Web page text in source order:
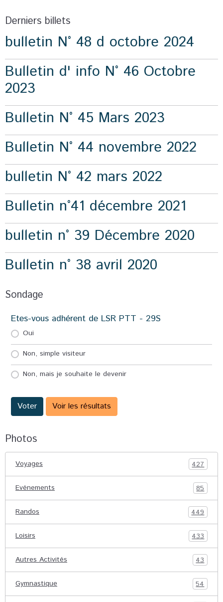
Derniers billets
bulletin N° 48 d octobre 2024
Bulletin d' info N° 46 Octobre
2023
Bulletin N° 45 Mars 2023
Bulletin N° 44 novembre 2022
bulletin N° 42 mars 2022
Bulletin n°41 décembre 2021
bulletin n° 39 Décembre 2020
Bulletin n° 38 avril 2020
Sondage
Etes-vous adhérent de LSR PTT - 29S
Oui
Non, simple visiteur
Non, mais je souhaite le devenir
Voter Voir les résultats
Photos
Voyages 427
Evénements 85
Randos 449
Loisirs 433
Autres Activités 43
Gymnastique 54